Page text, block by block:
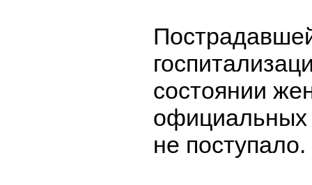
состоянии
официальных
не поступало.